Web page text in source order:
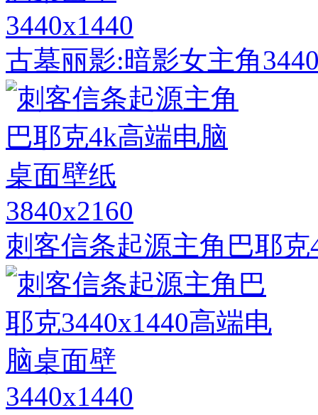
3440x1440
古墓丽影:暗影女主角
3840x2160
刺客信条起源主角巴耶
3440x1440